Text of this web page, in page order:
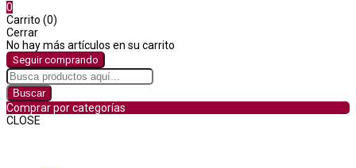
0
Carrito (0)
Cerrar
No hay más artículos en su carrito
Seguir comprando
Buscar
Comprar por categorías
CLOSE